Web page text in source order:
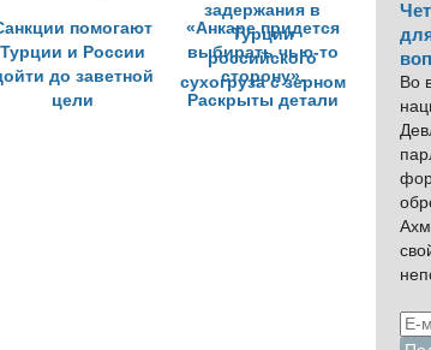
помогают
Турции и России
до заветной
цели
«Анкаре придется
выбирать чью-то
сторону».
Раскрыты детали
Во